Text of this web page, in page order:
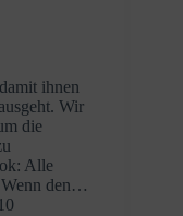
ihnen
Wir
die
Alle
den…